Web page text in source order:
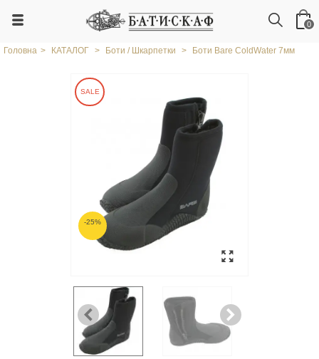
0
Головна > КАТАЛОГ > Боти / Шкарпетки > Боти Bare ColdWater 7мм
SALE
-25%